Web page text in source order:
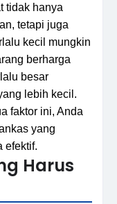
tidak hanya
tetapi juga
kecil mungkin
berharga
besar
lebih kecil.
faktor ini, Anda
yang
efektif.
Harus